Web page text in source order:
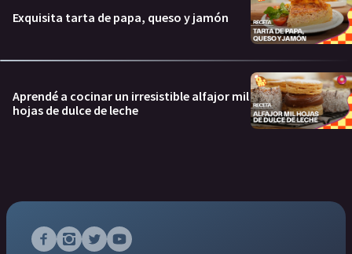
Exquisita tarta de papa, queso y jamón
Aprendé a cocinar un irresistible alfajor mil
hojas de dulce de leche